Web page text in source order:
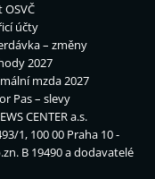
OSVČ
účty
– změny
2027
mzda 2027
Pas – slevy
CENTER a.s.
1, 100 00 Praha 10 -
B 19490 a dodavatelé